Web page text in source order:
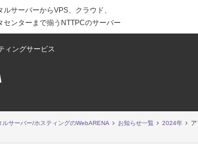
ルサーバーからVPS、クラウド、
センターまで揃うNTTPCのサーバー
ィングサービス
ルサーバー/ホスティングのWebARENA お知らせ一覧 2024年